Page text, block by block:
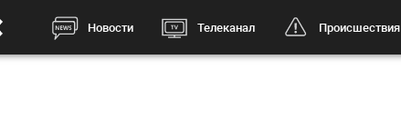
Новости Телеканал Происшествия